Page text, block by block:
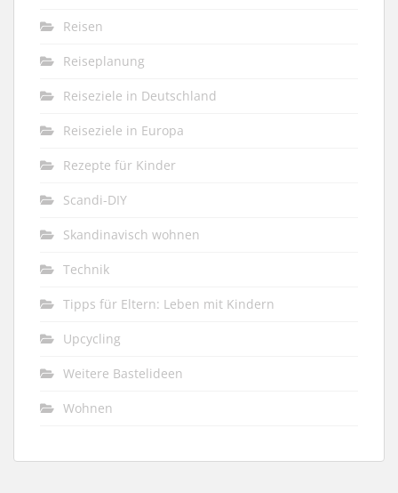
Reisen
Reiseplanung
Reiseziele in Deutschland
Reiseziele in Europa
Rezepte für Kinder
Scandi-DIY
Skandinavisch wohnen
Technik
Tipps für Eltern: Leben mit Kindern
Upcycling
Weitere Bastelideen
Wohnen